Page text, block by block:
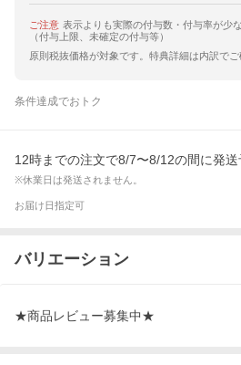
ご注意 表示よりも実際の付与数・付与率が少
（付与上限、未確定の付与等）
原則税抜価格が対象です。特典詳細は内訳でご
条件達成でおトク
12時までの注文で8/7〜8/12の間に発送
※休業日は発送されません。
お届け日指定可
バリエーション
★商品レビュー募集中★